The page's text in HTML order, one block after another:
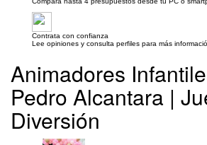
Contrata con confianza
Lee opiniones y consulta perfiles para más
Animadores
Pedro Alcantara |
Diversión